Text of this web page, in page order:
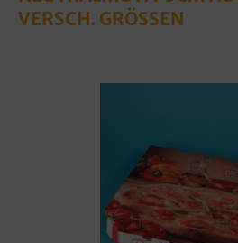
VERSCH. GRÖSSEN